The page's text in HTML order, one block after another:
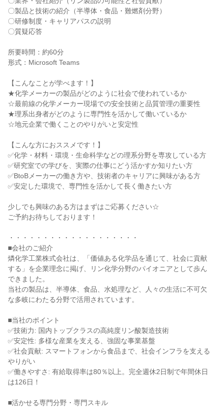
〇製品と技術の紹介（半導体・食品・難燃剤分野）
〇研修制度・キャリアパスの説明
〇質疑応答
所要時間：約60分
形式：Microsoft Teams
【こんなことが学べます！】
★化学メーカーの製品がどのように社会で使われているか
☆最前線の化学メーカー現場での安全技術と品質管理の重要性
★理系出身者がどのように専門性を活かして働いているか
☆地元企業で働くことのやりがいと安定性
【こんな方におススメです！】
✅化学・材料・環境・生命科学などの理系分野を専攻している方
✅研究室での学びを、実際の仕事にどう活かすか知りたい方
✅BtoBメーカーの働き方や、技術者のキャリアに興味がある方
✅安定した環境で、専門性を活かして長く働きたい方
少しでも興味のある方はまずはご応募ください☆
ご予約お待ちしております！
・・・・・・・・・・・・・・・・・・・
■会社のご紹介
燐化学工業株式会社は、「価値ある化学品を通じて、社会に貢献
する」を企業理念に掲げ、リン化学分野のパイオニアとして歩ん
できました。
当社の製品は、半導体、食品、水処理など、人々の生活に不可欠
な多岐にわたる分野で活用されています。
■当社のポイント
✅技術力: 国内トップクラスの高純度リン酸製造技術
✅安定性: 多様な産業を支える、強固な事業基盤
✅社会貢献: スマートフォンから食品まで、社会インフラを支える
やりがい
✅働きやすさ: 有給取得率は80％以上。完全週休2日制で年間休日
は126日！
■活かせる専門分野・専門スキル